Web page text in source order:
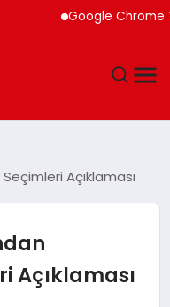
Google Chrome
Açıklaması
Açıklaması